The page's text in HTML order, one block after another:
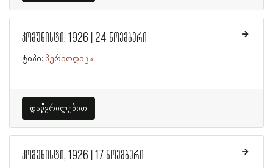
კომუნისტი, 1926 | 24 ნოემბერი
ტიპი: პერიოდიკა
დაწვრილებით
კომუნისტი, 1926 | 17 ნოემბერი